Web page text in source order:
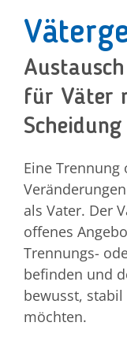
Jetzt spenden!
für Väter
Scheidung
Eine
als Vater. Der
offenes
Trennungs-
befinden und
bewusst,
möchten.